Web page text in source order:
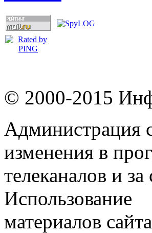
© 2000-2015
Администрация
изменения в
телеканалов и
Использование
материалов